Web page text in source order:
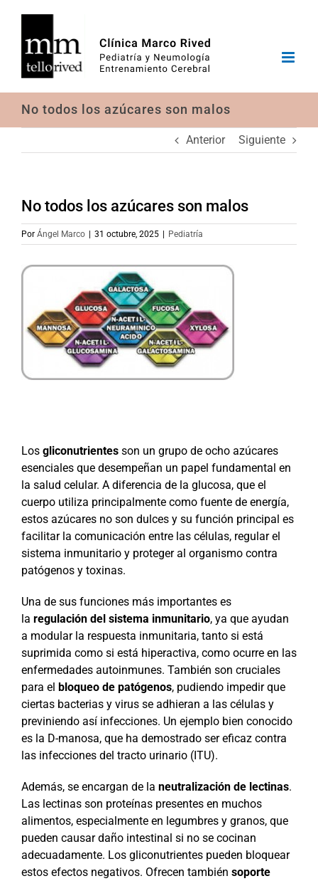
contenido
No todos los azúcares son malos
Anterior Siguiente
No todos los azúcares son malos
Por Ángel Marco 31 octubre, 2025 Pediatría
Los gliconutrientesson un grupo de ocho azúcares
esenciales que desempeñan un papel fundamental en
la salud celular. A diferencia de la glucosa, que el
cuerpo utiliza principalmente como fuente de energía,
estos azúcares no son dulces y su función principal es
facilitar la comunicación entre las células, regular el
sistema inmunitario y proteger al organismo contra
patógenos y toxinas.
Una de sus funciones más importantes es
la regulación del sistema inmunitario, ya que ayudan
a modular la respuesta inmunitaria, tanto si está
suprimida como si está hiperactiva, como ocurre en las
enfermedades autoinmunes. También son cruciales
para el bloqueo de patógenos, pudiendo impedir que
ciertas bacterias y virus se adhieran a las células y
previniendo así infecciones. Un ejemplo bien conocido
es la D-manosa, que ha demostrado ser eficaz contra
las infecciones del tracto urinario (ITU).
Además, se encargan de la neutralización de lectinas.
Las lectinas son proteínas presentes en muchos
alimentos, especialmente en legumbres y granos, que
pueden causar daño intestinal si no se cocinan
adecuadamente. Los gliconutrientes pueden bloquear
estos efectos negativos. Ofrecen también soporte